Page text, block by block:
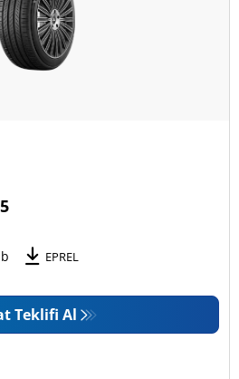
EPREL
Teklifi Al